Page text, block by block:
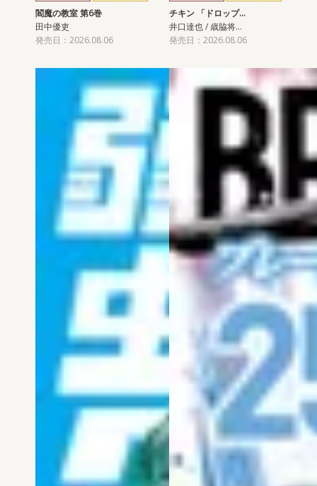
閻魔の教室 第6巻
田中優吏
発売日：2026.08.06
チキン 「ドロップ…
井口達也 / 歳脇将…
発売日：2026.08.06